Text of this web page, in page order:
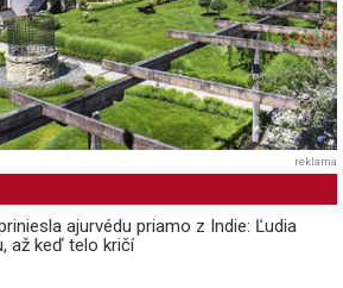
reklama
ajurvédu priamo z Indie: Ľudia
až keď telo kričí